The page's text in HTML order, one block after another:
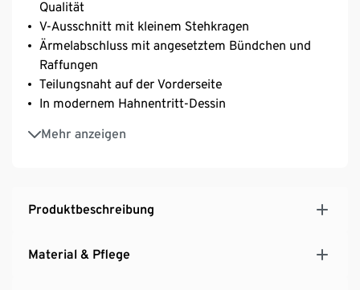
Qualität
V-Ausschnitt mit kleinem Stehkragen
Ärmelabschluss mit angesetztem Bündchen und
Raffungen
Teilungsnaht auf der Vorderseite
In modernem Hahnentritt-Dessin
Mehr anzeigen
Mit Elasthan: formbeständig, perfekter Sitz, hoher
Tragekomfort
Produktbeschreibung
Material & Pflege